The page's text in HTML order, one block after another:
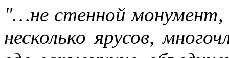
"…не стенной монумент,
несколько ярусов,